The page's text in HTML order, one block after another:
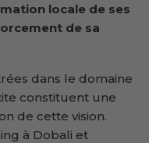
locale de ses
de sa
dans le domaine
constituent une
de cette vision.
à Dobali et